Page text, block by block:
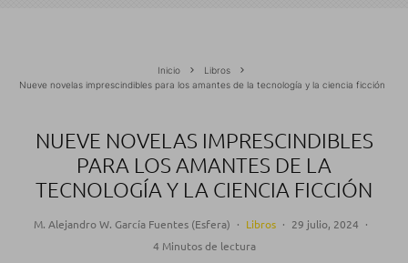
Inicio
Libros
Nueve novelas imprescindibles para los amantes de la tecnología y la ciencia ficción
NUEVE NOVELAS IMPRESCINDIBLES
PARA LOS AMANTES DE LA
TECNOLOGÍA Y LA CIENCIA FICCIÓN
M. Alejandro W. García Fuentes (Esfera) · Libros · 29 julio, 2024 ·
4 Minutos de lectura